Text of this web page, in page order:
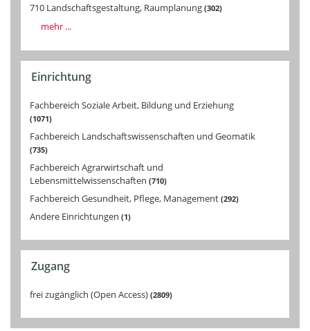
710 Landschaftsgestaltung, Raumplanung 302
mehr ...
Einrichtung
Fachbereich Soziale Arbeit, Bildung und Erziehung
1071
Fachbereich Landschaftswissenschaften und Geomatik
735
Fachbereich Agrarwirtschaft und
Lebensmittelwissenschaften 710
Fachbereich Gesundheit, Pflege, Management 292
Andere Einrichtungen 1
Zugang
frei zugänglich (Open Access) 2809